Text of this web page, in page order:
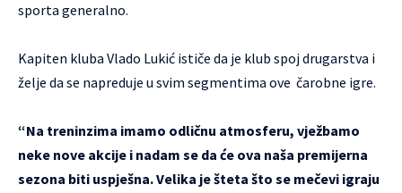
sporta generalno.
Kapiten kluba Vlado Lukić ističe da je klub spoj drugarstva i
želje da se napreduje u svim segmentima ove čarobne igre.
“Na treninzima imamo odličnu atmosferu, vježbamo
neke nove akcije i nadam se da će ova naša premijerna
sezona biti uspješna. Velika je šteta što se mečevi igraju